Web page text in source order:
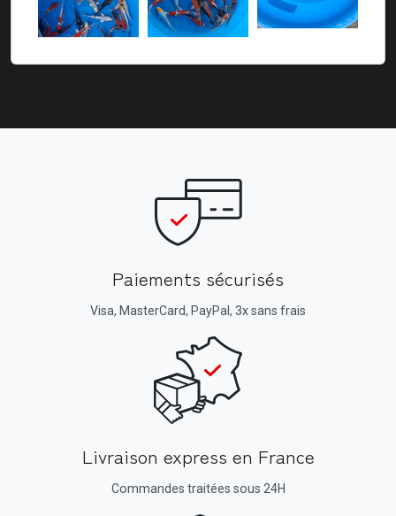
Paiements sécurisés
Visa, MasterCard, PayPal, 3x sans frais
Livraison express en France
Commandes traitées sous 24H